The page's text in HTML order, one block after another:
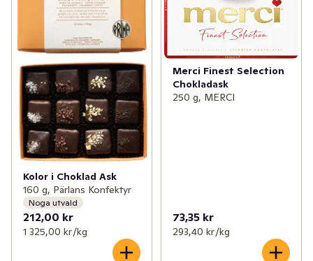
Kolor i Choklad Ask
160 g, Pärlans Konfektyr
Noga utvald
212,00 kr
1 325,00 kr /kg
Merci Finest Selection
Chokladask
250 g, MERCI
73,35 kr
293,40 kr /kg